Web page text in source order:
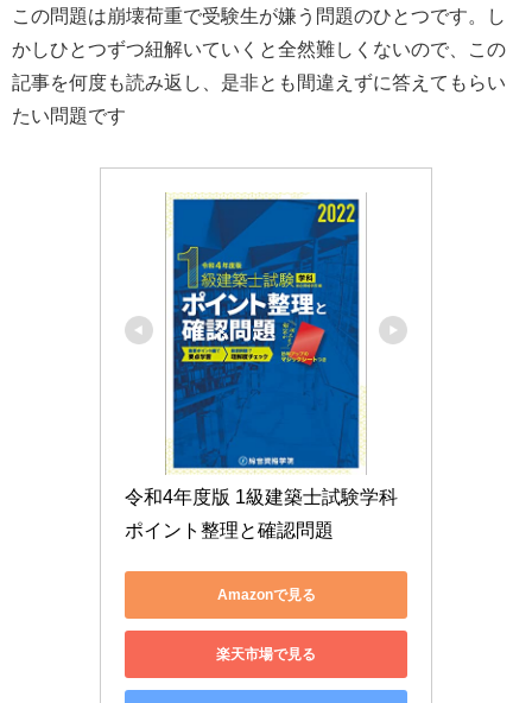
この問題は崩壊荷重で受験生が嫌う問題のひとつです。し
かしひとつずつ紐解いていくと全然難しくないので、この
記事を何度も読み返し、是非とも間違えずに答えてもらい
たい問題です
令和4年度版 1級建築士試験学科
ポイント整理と確認問題
Amazonで見る
楽天市場で見る